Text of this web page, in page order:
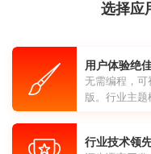
选择应
用户体验绝
无需编程，
版。行业主
行业技术领